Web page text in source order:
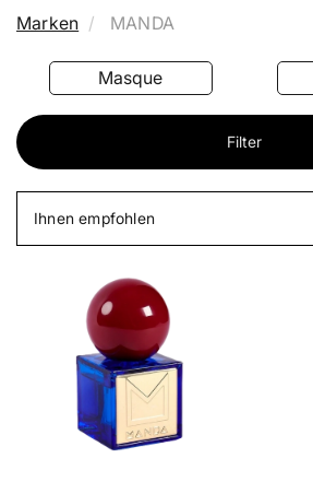
Marken MANDA
Masque
Filter
Ihnen empfohlen